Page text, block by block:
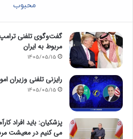
محبوب
گفت‌وگوی تلفنی
مربوط به ایران
1405/05/15
رایزنی تلفنی وزیران
1405/05/15
پزشکیان: باید افراد
می کنیم در معیشت